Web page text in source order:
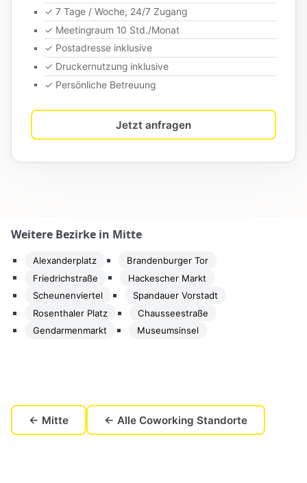
✓ 7 Tage / Woche, 24/7 Zugang
✓ Meetingraum 10 Std./Monat
✓ Postadresse inklusive
✓ Druckernutzung inklusive
✓ Persönliche Betreuung
Jetzt anfragen
Weitere Bezirke in Mitte
Alexanderplatz
Brandenburger Tor
Friedrichstraße
Hackescher Markt
Scheunenviertel
Spandauer Vorstadt
Rosenthaler Platz
Chausseestraße
Gendarmenmarkt
Museumsinsel
← Mitte ← Alle Coworking Standorte